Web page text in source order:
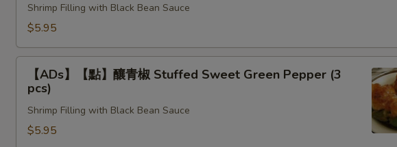
pcs)
Stuffed
pcs)
Shrimp Filling with Black Bean Sauce
$5.95
【ADs】
【點】【ADs】【點】釀青椒 Stuffed Sweet Green Pepper (3
pcs)
Shrimp Filling with Black Bean Sauce
$5.95